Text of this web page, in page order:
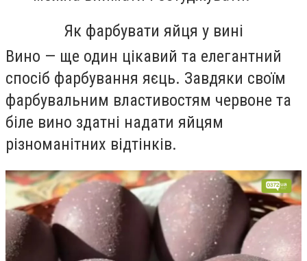
Як фарбувати яйця у вині
Вино — ще один цікавий та елегантний
спосіб фарбування яєць. Завдяки своїм
фарбувальним властивостям червоне та
біле вино здатні надати яйцям
різноманітних відтінків.